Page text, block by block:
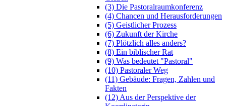
(3) Die Pastoralraumkonferenz
(4) Chancen und Herausforderungen
(5) Geistlicher Prozess
(6) Zukunft der Kirche
(7) Plötzlich alles anders?
(8) Ein biblischer Rat
(9) Was bedeutet "Pastoral"
(10) Pastoraler Weg
(11) Gebäude: Fragen, Zahlen und
Fakten
(12) Aus der Perspektive der